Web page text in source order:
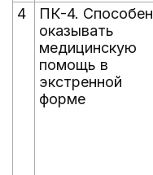
4
ПК-4. Способен
оказывать
медицинскую
помощь в
экстренной
форме